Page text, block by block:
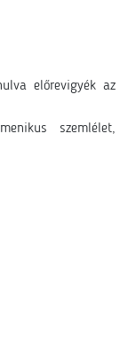
előrevigyék az
szemlélet,